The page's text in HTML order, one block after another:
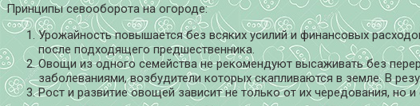
Принципы севооборота на огороде:
Урожайность повышается без всяких усилий и финансовых
после подходящего предшественника.
Овощи из одного семейства не рекомендуют высаживать без
заболеваниями, возбудители которых скапливаются в земле. В
Рост и развитие овощей зависит не только от их чередования, но